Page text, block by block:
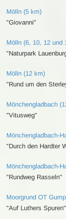
Mölln (5 km)
"Giovanni"
Mölln (6, 10, 12 und
"Naturpark
Mölln (12 km)
"Rund um den
Mönchengladbach
"Vitusweg"
Mönchengladbach-
"Durch den Hardter
Mönchengladbach-
"Rundweg Rasseln"
Moorgrund OT
"Auf Luthers Spuren"